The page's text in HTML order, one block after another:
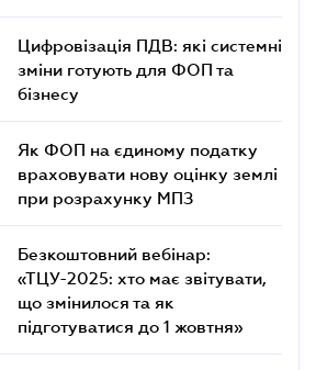
Цифровізація ПДВ: які системні
зміни готують для ФОП та
бізнесу
Як ФОП на єдиному податку
враховувати нову оцінку землі
при розрахунку МПЗ
Безкоштовний вебінар:
«ТЦУ-2025: хто має звітувати,
що змінилося та як
підготуватися до 1 жовтня»